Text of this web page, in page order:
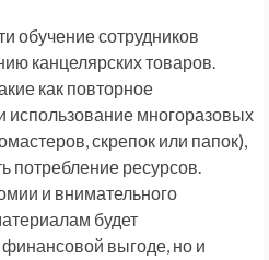
обучение сотрудников
канцелярских товаров.
как повторное
использование многоразовых
скрепок или папок),
потребление ресурсов.
и внимательного
будет
финансовой выгоде, но и